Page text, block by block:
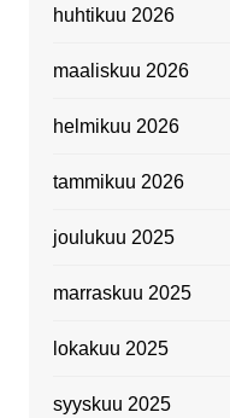
huhtikuu 2026
maaliskuu 2026
helmikuu 2026
tammikuu 2026
joulukuu 2025
marraskuu 2025
lokakuu 2025
syyskuu 2025